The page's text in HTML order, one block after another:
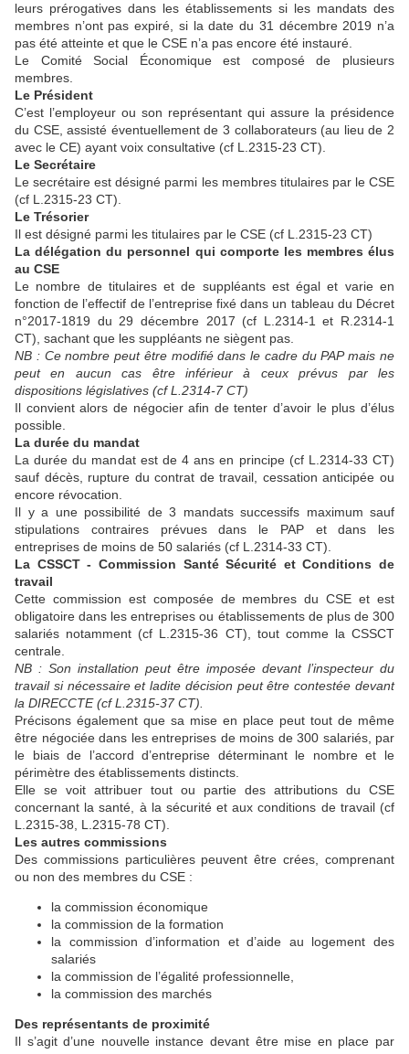
leurs prérogatives dans les établissements si les mandats des
membres n’ont pas expiré, si la date du 31 décembre 2019 n’a
pas été atteinte et que le CSE n’a pas encore été instauré.
Le Comité Social Économique est composé de plusieurs
membres.
Le Président
C’est l’employeur ou son représentant qui assure la présidence
du CSE, assisté éventuellement de 3 collaborateurs (au lieu de 2
avec le CE) ayant voix consultative (cf L.2315-23 CT).
Le Secrétaire
Le secrétaire est désigné parmi les membres titulaires par le CSE
(cf L.2315-23 CT).
Le Trésorier
Il est désigné parmi les titulaires par le CSE (cf L.2315-23 CT)
La délégation du personnel qui comporte les membres élus
au CSE
Le nombre de titulaires et de suppléants est égal et varie en
fonction de l’effectif de l’entreprise fixé dans un tableau du Décret
n°2017-1819 du 29 décembre 2017 (cf L.2314-1 et R.2314-1
CT), sachant que les suppléants ne siègent pas.
NB : Ce nombre peut être modifié dans le cadre du PAP mais ne
peut en aucun cas être inférieur à ceux prévus par les
dispositions législatives (cf L.2314-7 CT)
Il convient alors de négocier afin de tenter d’avoir le plus d’élus
possible.
La durée du mandat
La durée du mandat est de 4 ans en principe (cf L.2314-33 CT)
sauf décès, rupture du contrat de travail, cessation anticipée ou
encore révocation.
Il y a une possibilité de 3 mandats successifs maximum sauf
stipulations contraires prévues dans le PAP et dans les
entreprises de moins de 50 salariés (cf L.2314-33 CT).
La CSSCT - Commission Santé Sécurité et Conditions de
travail
Cette commission est composée de membres du CSE et est
obligatoire dans les entreprises ou établissements de plus de 300
salariés notamment (cf L.2315-36 CT), tout comme la CSSCT
centrale.
NB : Son installation peut être imposée devant l’inspecteur du
travail si nécessaire et ladite décision peut être contestée devant
la DIRECCTE (cf L.2315-37 CT).
Précisons également que sa mise en place peut tout de même
être négociée dans les entreprises de moins de 300 salariés, par
le biais de l’accord d’entreprise déterminant le nombre et le
périmètre des établissements distincts.
Elle se voit attribuer tout ou partie des attributions du CSE
concernant la santé, à la sécurité et aux conditions de travail (cf
L.2315-38, L.2315-78 CT).
Les autres commissions
Des commissions particulières peuvent être crées, comprenant
ou non des membres du CSE :
la commission économique
la commission de la formation
la commission d’information et d’aide au logement des
salariés
la commission de l’égalité professionnelle,
la commission des marchés
Des représentants de proximité
Il s’agit d’une nouvelle instance devant être mise en place par